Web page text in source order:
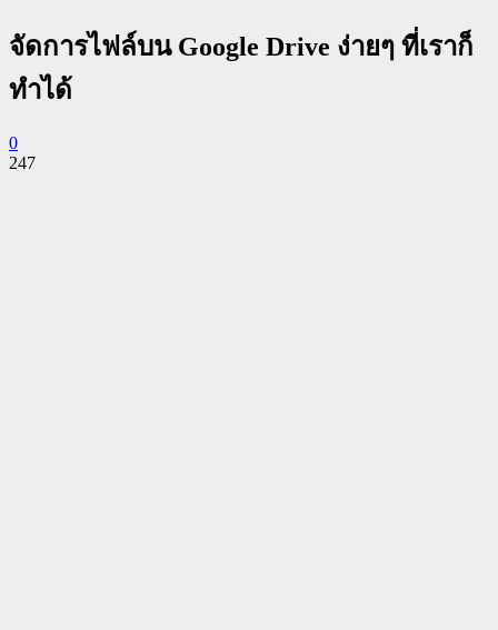
จัดการไฟล์บน Google Drive ง่ายๆ ที่เราก็
ทำได้
0
247